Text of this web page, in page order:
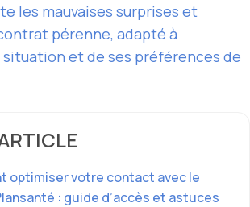
les mauvaises surprises et
pérenne, adapté à
situation et de ses préférences de
optimiser votre contact avec le
: guide d’accès et astuces